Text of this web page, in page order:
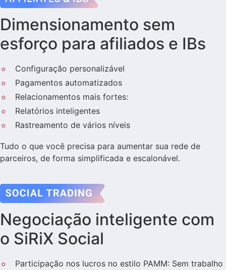
Dimensionamento sem
esforço para afiliados e IBs
Configuração personalizável
Pagamentos automatizados
Relacionamentos mais fortes:
Relatórios inteligentes
Rastreamento de vários níveis
Tudo o que você precisa para aumentar sua rede de
parceiros, de forma simplificada e escalonável.
Negociação inteligente com
o SiRiX Social
Participação nos lucros no estilo PAMM: Sem trabalho